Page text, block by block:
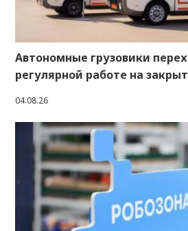
Автономные грузовики
регулярной работе на
04.08.26